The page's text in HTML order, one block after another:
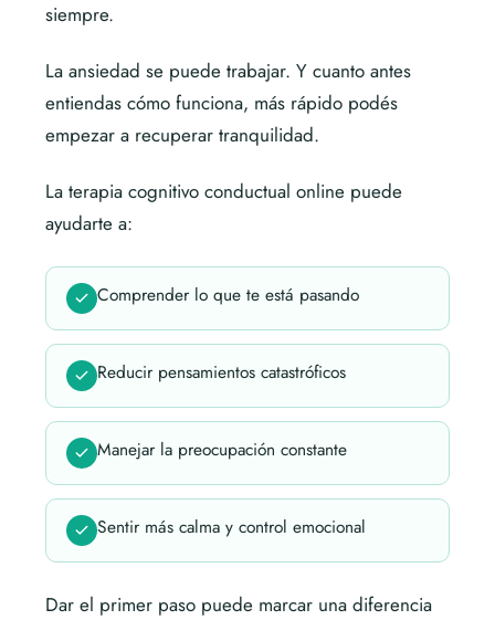
siempre.
La ansiedad se puede trabajar. Y cuanto antes
entiendas cómo funciona, más rápido podés
empezar a recuperar tranquilidad.
La terapia cognitivo conductual online puede
ayudarte a:
Comprender lo que te está pasando
Reducir pensamientos catastróficos
Manejar la preocupación constante
Sentir más calma y control emocional
Dar el primer paso puede marcar una diferencia